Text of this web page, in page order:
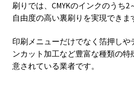
刷りでは、CMYKのインクのうち2
自由度の高い裏刷りを実現できま
印刷メニューだけでなく箔押しや
ンカット加工など豊富な種類の特
意されている業者です。